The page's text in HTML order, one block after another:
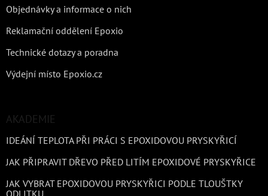
Objednávky a informace o nich
Reklamační oddělení Epoxio
Technické dotazy a poradna
Výdejní místo Epoxio.cz
AKADEMIE
IDEÁNÍ TEPLOTA PŘI PRÁCI S EPOXIDOVOU PRYSKYŘICÍ
JAK PŘIPRAVIT DŘEVO PŘED LITÍM EPOXIDOVÉ PRYSKYŘICE
JAK VYBRAT EPOXIDOVOU PRYSKYŘICI PODLE TLOUŠTKY
ODLITKU